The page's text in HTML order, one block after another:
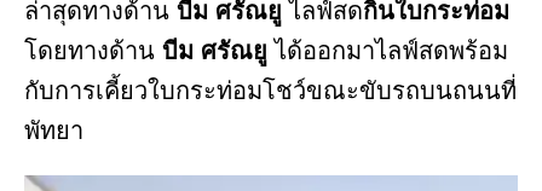
ล่าสุดทางด้าน บีม ศรัณยูไลฟ์สดกินใบกระท่อม
โดยทางด้าน บีม ศรัณยูได้ออกมาไลฟ์สดพร้อม
กับการเคี้ยวใบกระท่อมโชว์ขณะขับรถบนถนนที่
พัทยา